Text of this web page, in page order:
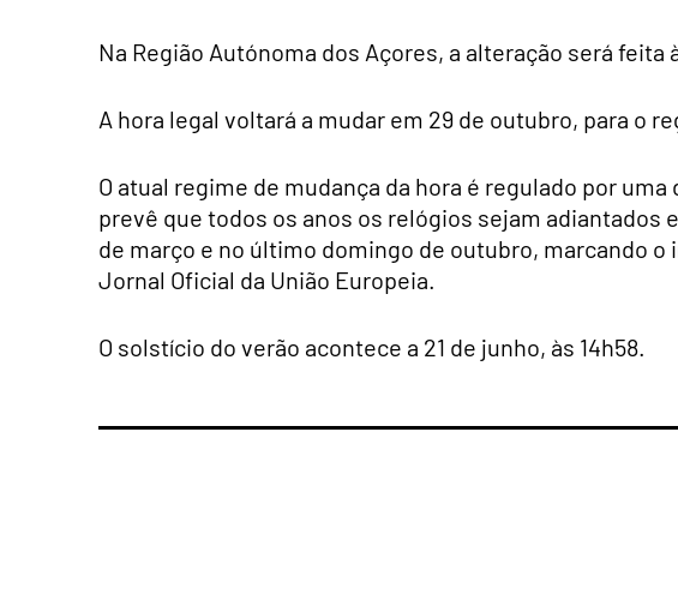
Na Região Autónoma dos Açores, a alteração será feita
A hora legal voltará a mudar em 29 de outubro, para o
O atual regime de mudança da hora é regulado por
prevê que todos os anos os relógios sejam adiantados
de março e no último domingo de outubro, marcando o
Jornal Oficial da União Europeia.
O solstício do verão acontece a 21 de junho, às 14h58.